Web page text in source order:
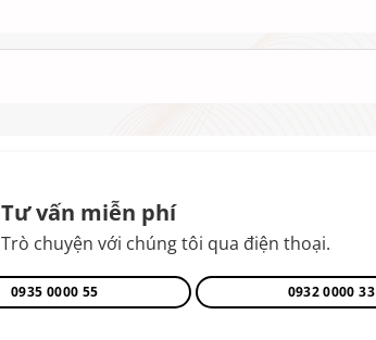
Tư vấn miễn phí
Trò chuyện với chúng tôi qua điện thoại.
0935 0000 55 0932 0000 33